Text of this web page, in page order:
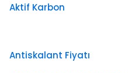
Aktif Karbon
Antiskalant Fiyatı